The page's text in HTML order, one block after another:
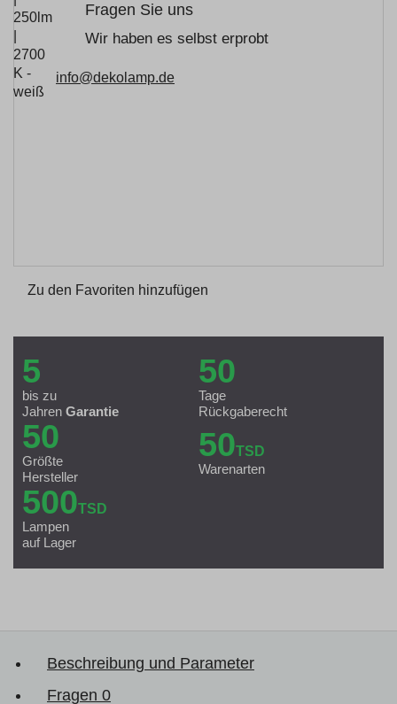
Fragen Sie uns
Wir haben es selbst erprobt
info@dekolamp.de
Zu den Favoriten hinzufügen
5
bis zu
Jahren Garantie
50
Tage
Rückgaberecht
50
Größte
Hersteller
50TSD
Warenarten
500TSD
Lampen
auf Lager
Beschreibung und Parameter
Fragen 0